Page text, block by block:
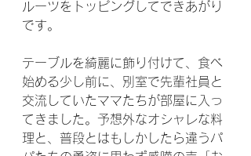
ルーツをトッピングしてできあがり
です。
テーブルを綺麗に飾り付けて、食べ
始める少し前に、別室で先輩社員と
交流していたママたちが部屋に入っ
てきました。予想外なオシャレな料
理と、普段とはもしかしたら違うパ